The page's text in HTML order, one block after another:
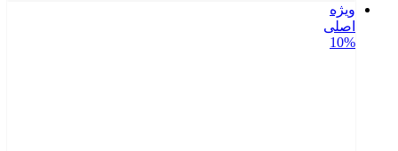
ویژه
اصلی
10%